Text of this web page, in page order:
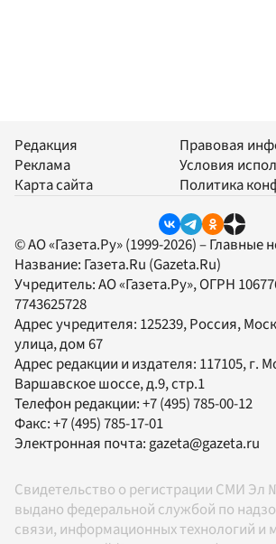
Редакция
Реклама
Карта сайта
Правовая
Условия
Политика
© АО «Газета.Ру» (1999-2026) – Главные
Название: Газета.Ru (Gazeta.Ru)
Учредитель:АО «Газета.Ру», ОГРН
7743625728
Адрес учредителя: 125239, Россия,
улица, дом 67
Адрес редакции и издателя: 117105, г.
Варшавское шоссе, д.9, стр.1
Телефон редакции:+7 (495) 785-00-12
Факс:+7 (495) 785-17-01
Электронная почта:gazeta@gazeta.ru
Свидетельство о регистрации СМИ Эл
выдано федеральной службой по
связи, информационных технологий и